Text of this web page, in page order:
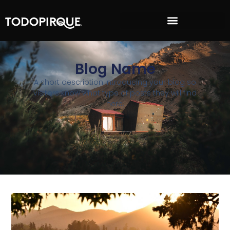
Blog Name
A short description introducing your blog so
visitors know what type of posts they will find
here.